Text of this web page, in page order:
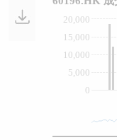
0
5,000
10,000
15,000
20,000